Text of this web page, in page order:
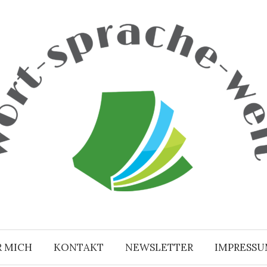
MICH KONTAKT NEWSLETTER